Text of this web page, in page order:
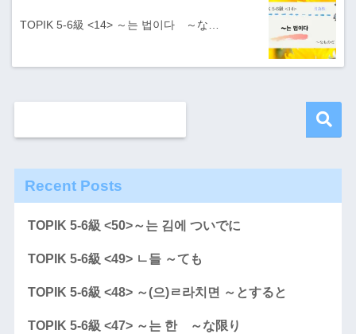
TOPIK 5-6級 <14> ～는 법이다 ～な…
Recent Posts
TOPIK 5-6級 <50>～는 김에 ついでに
TOPIK 5-6級 <49> ㄴ들 ～ても
TOPIK 5-6級 <48> ～(으)ㄹ라치면 ～とすると
TOPIK 5-6級 <47> ～는 한 ～な限り